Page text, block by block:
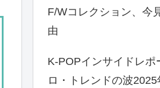
F/Wコレクション、今
由
K-POPインサイドレポ
ロ・トレンドの波